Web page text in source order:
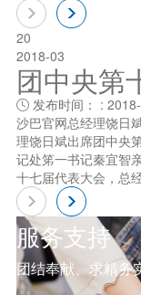
20
2018-03
团中央第
发布时间： :
沙巴官网总经理饶日
理饶日斌出席团中央
记处笫一书记秦宜智
十七届代表大会，总
服务支持
团结奉献、求精务